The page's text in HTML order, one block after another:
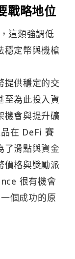
戰略地位
這類強調低
穩定幣與機槍
提供穩定的交
至為此投入資
機會與提升礦
在 DeFi 賽
了滑點與資金
價格與獎勵派
很有機會
個成功的原